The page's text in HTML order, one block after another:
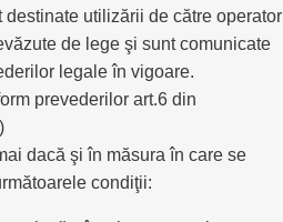
destinate utilizării de către operator
de lege şi sunt comunicate
legale în vigoare.
prevederilor art.6 din
dacă şi în măsura în care se
condiţii: